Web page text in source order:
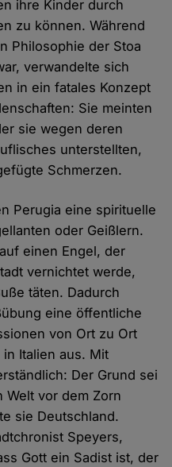
ihre Kinder durch
zu können. Während
Philosophie der Stoa
verwandelte sich
in ein fatales Konzept
Sie meinten
sie wegen deren
unterstellten,
Schmerzen.
Perugia eine spirituelle
oder Geißlern.
einen Engel, der
vernichtet werde,
täten. Dadurch
eine öffentliche
von Ort zu Ort
Italien aus. Mit
Der Grund sei
Welt vor dem Zorn
sie Deutschland.
Speyers,
Gott ein Sadist ist, der